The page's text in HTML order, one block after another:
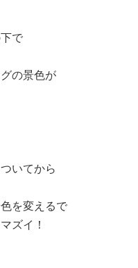
で
の景色が
いてから
を変えるで
ズイ！